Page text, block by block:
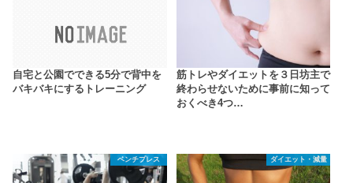
自宅と公園でできる5分で背中を
バキバキにするトレーニング
筋トレやダイエットを３日坊主で
終わらせないために事前に知って
おくべき4つ…
ベンチプレス ダイエット・減量